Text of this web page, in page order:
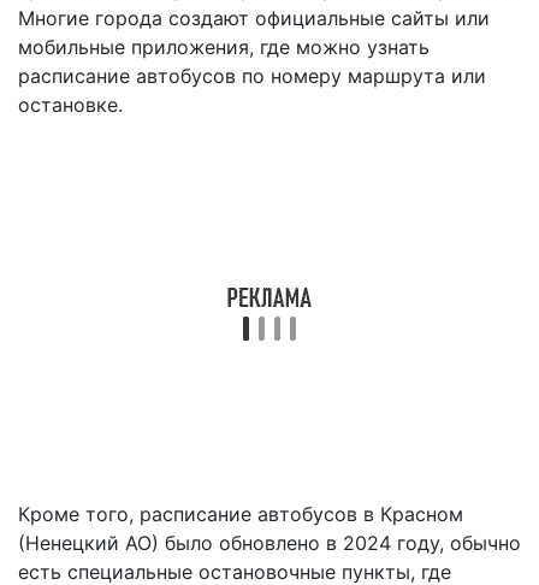
Многие города создают официальные сайты или
мобильные приложения, где можно узнать
расписание автобусов по номеру маршрута или
остановке.
Кроме того, расписание автобусов в Красном
(Ненецкий АО) было обновлено в 2024 году, обычно
есть специальные остановочные пункты, где